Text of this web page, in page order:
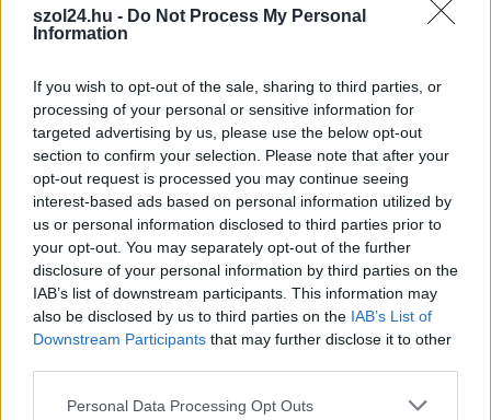
szol24.hu - Do Not Process My Personal
Information
If you wish to opt-out of the sale, sharing to third parties, or
processing of your personal or sensitive information for
targeted advertising by us, please use the below opt-out
section to confirm your selection. Please note that after your
opt-out request is processed you may continue seeing
interest-based ads based on personal information utilized by
us or personal information disclosed to third parties prior to
your opt-out. You may separately opt-out of the further
disclosure of your personal information by third parties on the
IAB’s list of downstream participants. This information may
also be disclosed by us to third parties on the IAB’s List of
Downstream Participants that may further disclose it to other
Please note that this website/app uses one or more Google
Personal Data Processing Opt Outs
2026.08.07.
habos isler?
Igazi retró klasszikus desszert, amelyet generációk óta
szeretnek, és amelyet sokan ma is próbálnak otthon
újraalkotni....
Szolnok